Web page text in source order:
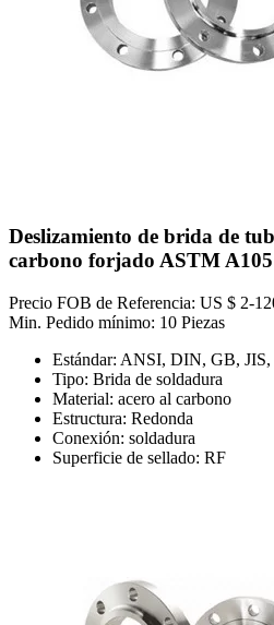
Deslizamiento de brida de
carbono forjado ASTM A105
Precio FOB de Referencia: US $ 2-
Min. Pedido mínimo: 10 Piezas
Estándar: ANSI, DIN, GB,
Tipo: Brida de soldadura
Material: acero al carbono
Estructura: Redonda
Conexión: soldadura
Superficie de sellado: RF